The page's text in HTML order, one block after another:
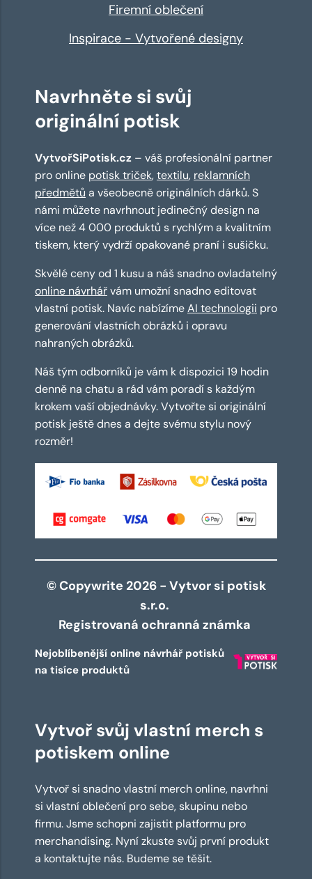
Firemní oblečení
Inspirace - Vytvořené designy
Navrhněte si svůj
originální potisk
VytvořSiPotisk.cz – váš profesionální partner
pro online potisk triček,textilu, reklamních
předmětů a všeobecně originálních dárků. S
námi můžete navrhnout jedinečný design na
více než 4 000 produktů s rychlým a kvalitním
tiskem, který vydrží opakované praní i sušičku.
Skvělé ceny od 1 kusu a náš snadno ovladatelný
online návrhářvám umožní snadno editovat
vlastní potisk. Navíc nabízímeAI technologii pro
generování vlastních obrázků i opravu
nahraných obrázků.
Náš tým odborníků je vám k dispozici 19 hodin
denně na chatu a rád vám poradí s každým
krokem vaší objednávky. Vytvořte si originální
potisk ještě dnes a dejte svému stylu nový
rozměr!
© Copywrite 2026 - Vytvor si potisk
s.r.o.
Registrovaná ochranná známka
Nejoblíbenější online návrhář potisků
na tisíce produktů
Vytvoř svůj vlastní merch s
potiskem online
Vytvoř si snadno vlastní merch online, navrhni
si vlastní oblečení pro sebe, skupinu nebo
firmu. Jsme schopni zajistit platformu pro
merchandising. Nyní zkuste svůj první produkt
a kontaktujte nás. Budeme se těšit.